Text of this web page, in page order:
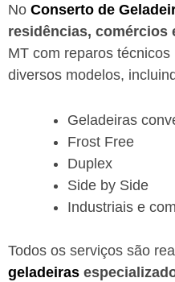
No Conserto de
residências, comércios
MT com reparos
diversos modelos,
Geladeiras
Frost Free
Duplex
Side by Side
Industriais e
Todos os serviços são
geladeiras